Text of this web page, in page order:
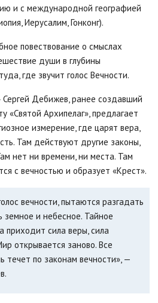
и с международной географией
Иерусалим, Гонконг).
повествование о смыслах
души в глубины
где звучит голос Вечности.
Дебижев, ранее создавший
«Святой Архипелаг», предлагает
измерение, где царят вера,
Там действуют другие законы,
нет ни времени, ни места. Там
с вечностью и образует «Крест».
вечности, пытаются разгадать
земное и небесное. Тайное
приходит сила веры, сила
открывается заново. Все
течет по законам вечности», —